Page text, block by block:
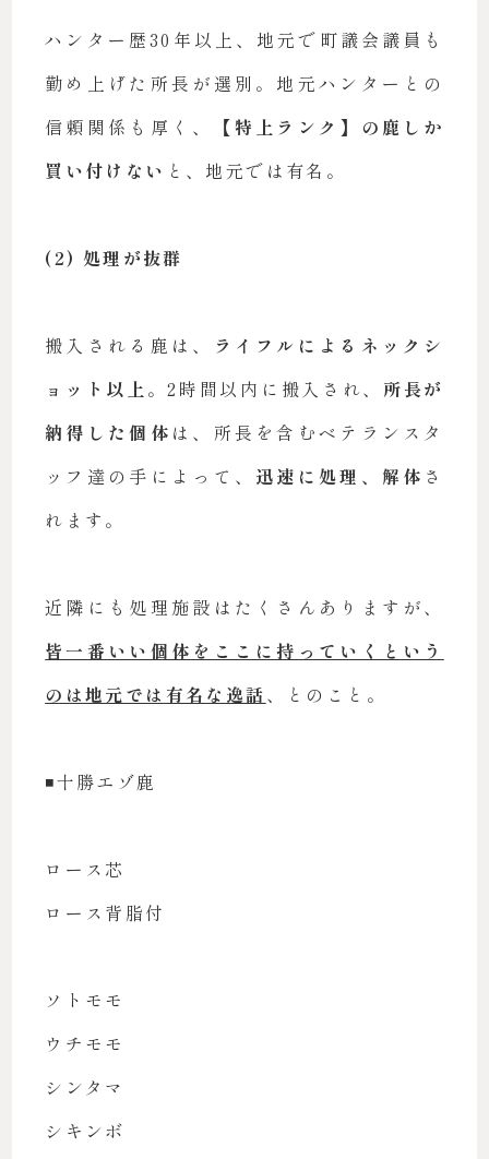
ハンター歴30年以上、地元で町議会議員も
勤め上げた所長が選別。地元ハンターとの
信頼関係も厚く、
【特上ランク】の鹿しか
買い付けない と、地元では有名。
(2) 処理が抜群
搬入される鹿は、
ライフルによるネックシ
ョット以上 。2時間以内に搬入され、 所長が
納得した個体 は、所長を含むベテランスタ
ッフ達の手によって、 迅速に処理、解体 さ
れます。
近隣にも処理施設はたくさんありますが、
皆一番いい個体をここに持っていくという
のは地元では有名な逸話、とのこと。
◾️十勝エゾ鹿
ロース芯
ロース背脂付
ソトモモ
ウチモモ
シンタマ
シキンボ